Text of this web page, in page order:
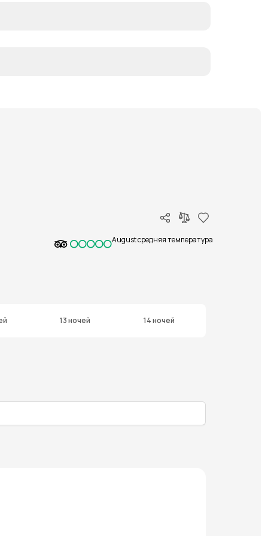
August средняя температура
13 ночей 14 ночей